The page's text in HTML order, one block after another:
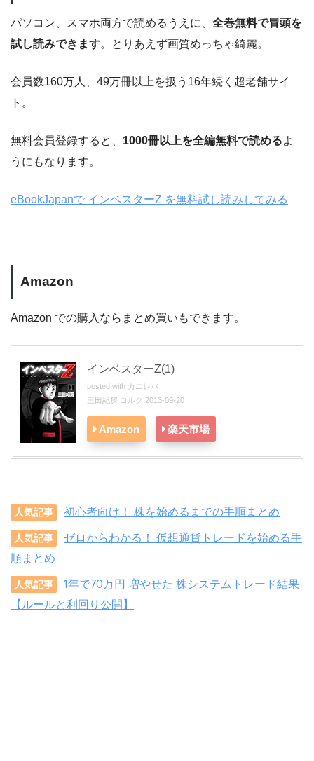
パソコン、スマホ両方で読めるうえに、 全巻無料で冒頭を
試し読みできます。とりあえず画質めっちゃ綺麗。
会員数160万人、49万冊以上を扱う16年続く超老舗サイ
ト。
無料会員登録すると、 1000冊以上を全編無料で読めるよ
うにもなります。
eBookJapanで インベスターZ を無料試し読みしてみる
Amazon
Amazon での購入ならまとめ買いもできます。
インベスターZ(1)
posted with カエレバ
三田紀房 コルク 2013-09-20
Amazon 楽天市場
人気記事 初心者向け！ 株を始めるまでの手順まとめ
人気記事
ゼロからわかる！ 仮想通貨トレードを始める手
順まとめ
人気記事
1年で70万円 増やせた 株システムトレード結果
【ルールと利回り公開】